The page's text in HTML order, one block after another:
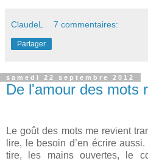
ClaudeL 7 commentaires:
Partager
samedi 22 septembre 2012
De l'amour des mots
Le goût des mots me revient
lire, le besoin d’en écrire
tire, les mains ouvertes, le